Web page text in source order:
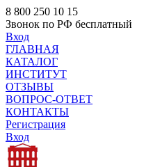
8 800 250 10 15
Звонок по РФ бесплатный
Вход
ГЛАВНАЯ
КАТАЛОГ
ИНСТИТУТ
ОТЗЫВЫ
ВОПРОС-ОТВЕТ
КОНТАКТЫ
Регистрация
Вход